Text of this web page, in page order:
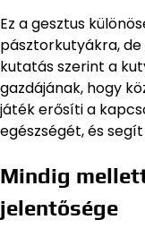
Ez a gesztus
pásztorkutyákra,
kutatás szerint a
gazdájának, hogy
játék erősíti a
egészségét, és
Mindig
jelentősége